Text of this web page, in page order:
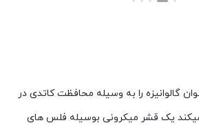
گالوانیزه را به وسیله محافظت کاتدی در
یک قشر میکرونی بوسیله فلس های